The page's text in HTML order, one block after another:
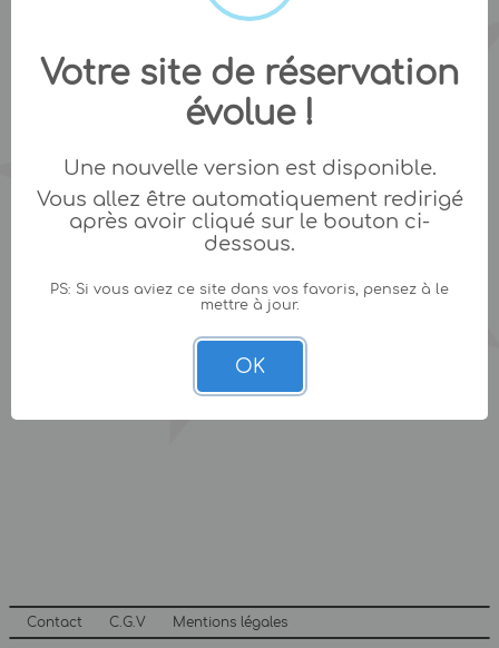
Contact C.G.V Mentions légales
Votre site de réservation
évolue !
Une nouvelle version est disponible.
Vous allez être automatiquement redirigé
après avoir cliqué sur le bouton ci-
dessous.
PS: Si vous aviez ce site dans vos favoris, pensez à le
mettre à jour.
OK